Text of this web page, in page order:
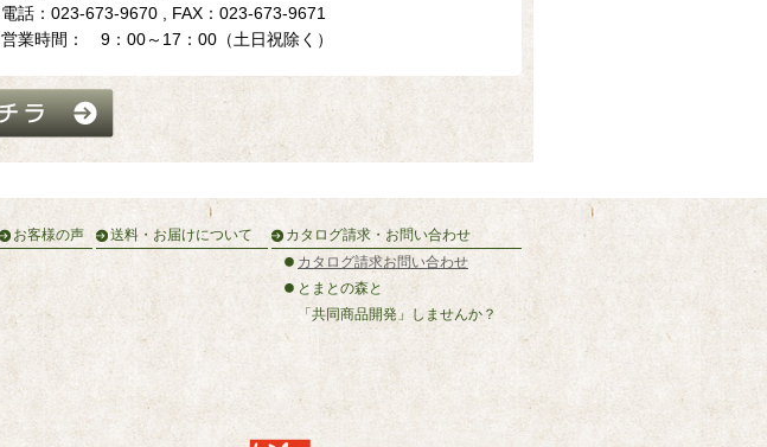
電話：023-673-9670 , FAX：023-673-9671
営業時間： 9：00～17：00（土日祝除く）
お客様の声 送料・お届けについて
カタログ請求・お問い合わせ
カタログ請求お問い合わせ
とまとの森と
「共同商品開発」しませんか？